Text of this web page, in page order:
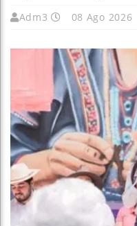
Adm3 08 Ago 2026